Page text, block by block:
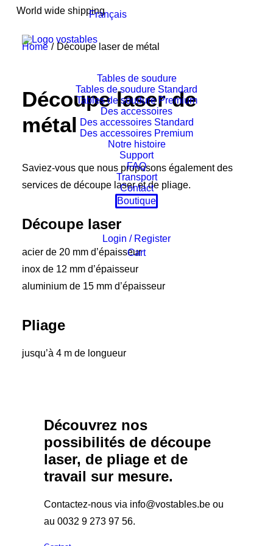
World wide shippingFrançais
Tables de soudure
Tables de soudure Standard
Tables de soudure Premium
Des accessoires
Des accessoires Standard
Des accessoires Premium
Notre histoire
Support
FAQ
Transport
Contact
Boutique
Login / Register
Cart
Home Découpe laser de métal
Découpe laser de
métal
Saviez-vous que nous proposons également des
services de découpe laser et de pliage.
Découpe laser
acier de 20 mm d’épaisseur
inox de 12 mm d’épaisseur
aluminium de 15 mm d’épaisseur
Pliage
jusqu’à 4 m de longueur
Découvrez nos
possibilités de découpe
laser, de pliage et de
travail sur mesure.
Contactez-nous via info@vostables.be ou
au 0032 9 273 97 56.